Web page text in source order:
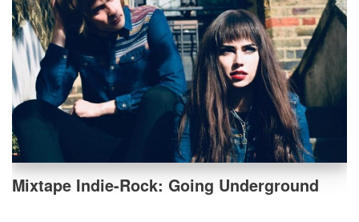
Mixtape Indie-Rock: Going Underground